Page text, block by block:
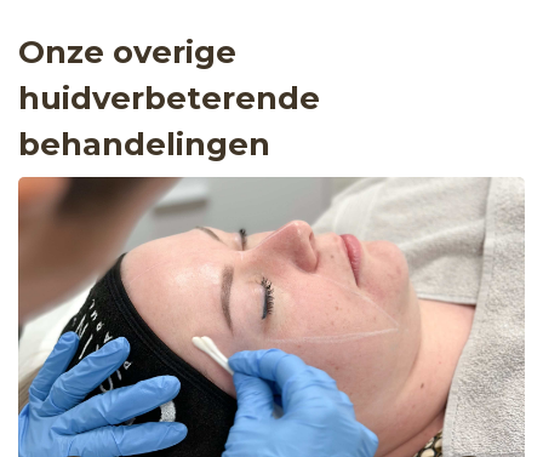
Onze overige
huidverbeterende
behandelingen